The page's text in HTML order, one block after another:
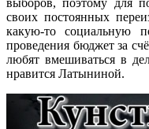
выборов, поэтому для
своих постоянных
какую-то социальную
проведения бюджет за
любят вмешиваться в
нравится Латыниной.